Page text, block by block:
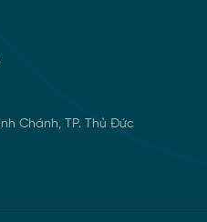
Chánh, TP. Thủ Đức